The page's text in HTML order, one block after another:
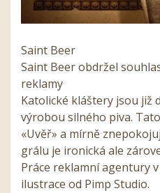
Saint Beer
Saint Beer obdržel
reklamy
Katolické kláštery jsou již
výrobou silného piva.
«Uvěř» a mírně
grálu je ironická ale
Práce reklamní agentury
ilustrace od Pimp Studio.